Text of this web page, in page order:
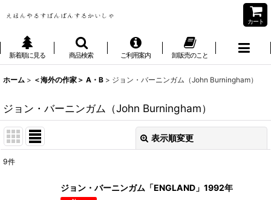
カート
新着順に見る 商品検索 ご利用案内 卸販売のこと
ホーム > ＜海外の作家＞ A・B > ジョン・バーニンガム（John Burningham）
ジョン・バーニンガム（John Burningham）
表示順変更
9件
ジョン・バーニンガム「ENGLAND」1992年